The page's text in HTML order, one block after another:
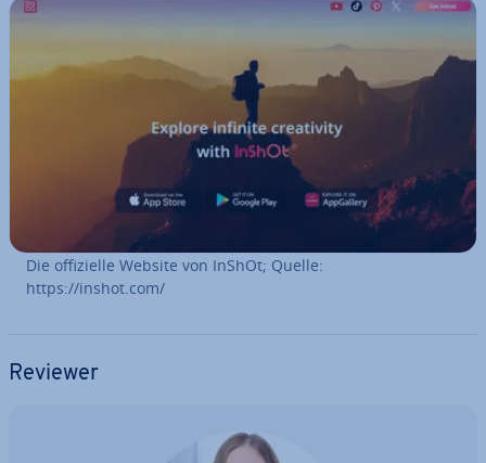
Die of­fi­zi­el­le Website von InShOt; Quelle:
https://inshot.com/
Reviewer